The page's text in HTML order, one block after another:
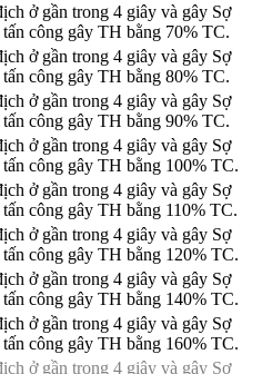
ở gần trong 4 giây và gây Sợ
công gây TH bằng 70% TC.
ở gần trong 4 giây và gây Sợ
công gây TH bằng 80% TC.
ở gần trong 4 giây và gây Sợ
công gây TH bằng 90% TC.
ở gần trong 4 giây và gây Sợ
công gây TH bằng 100% TC.
ở gần trong 4 giây và gây Sợ
công gây TH bằng 110% TC.
ở gần trong 4 giây và gây Sợ
công gây TH bằng 120% TC.
ở gần trong 4 giây và gây Sợ
công gây TH bằng 140% TC.
ở gần trong 4 giây và gây Sợ
công gây TH bằng 160% TC.
ở gần trong 4 giây và gây Sợ